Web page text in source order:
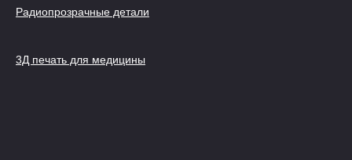
Радиопрозрачные детали
3Д печать для медицины